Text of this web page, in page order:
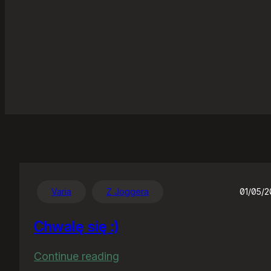
Varia Z Joggera 01/05/
Chwalę się :)
Continue reading